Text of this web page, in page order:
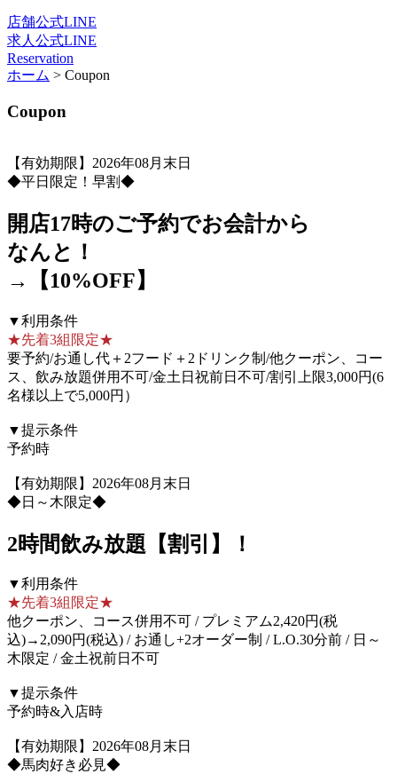
店舗公式LINE
求人公式LINE
Reservation
ホーム > Coupon
Coupon
【有効期限】2026年08月末日
◆平日限定！早割◆
開店17時のご予約でお会計から
なんと！
→【10%OFF】
▼利用条件
★先着3組限定★
要予約/お通し代＋2フード＋2ドリンク制/他クーポン、コー
ス、飲み放題併用不可/金土日祝前日不可/割引上限3,000円(6
名様以上で5,000円）
▼提示条件
予約時
【有効期限】2026年08月末日
◆日～木限定◆
2時間飲み放題【割引】！
▼利用条件
★先着3組限定★
他クーポン、コース併用不可 / プレミアム2,420円(税
込)→2,090円(税込) / お通し+2オーダー制 / L.O.30分前 / 日～
木限定 / 金土祝前日不可
▼提示条件
予約時&入店時
【有効期限】2026年08月末日
◆馬肉好き必見◆